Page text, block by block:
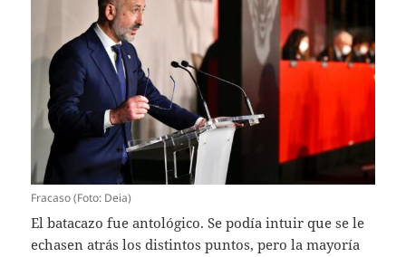
Fracaso (Foto: Deia)
El batacazo fue antológico. Se podía intuir que se le
echasen atrás los distintos puntos, pero la mayoría